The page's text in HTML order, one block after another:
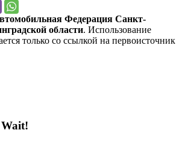
Федерация Санкт-
области. Использование
только со ссылкой на первоисточник